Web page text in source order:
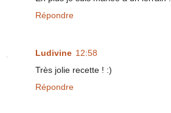
Répondre
Ludivine 12:58
Très jolie recette ! :)
Répondre